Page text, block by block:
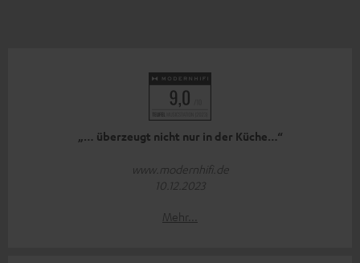
„… überzeugt nicht nur in der Küche…“
www.modernhifi.de
10.12.2023
Mehr...